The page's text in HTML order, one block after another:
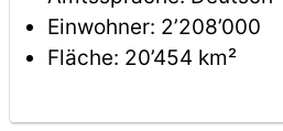
Einwohner: 2’208’000
Fläche: 20’454 km²